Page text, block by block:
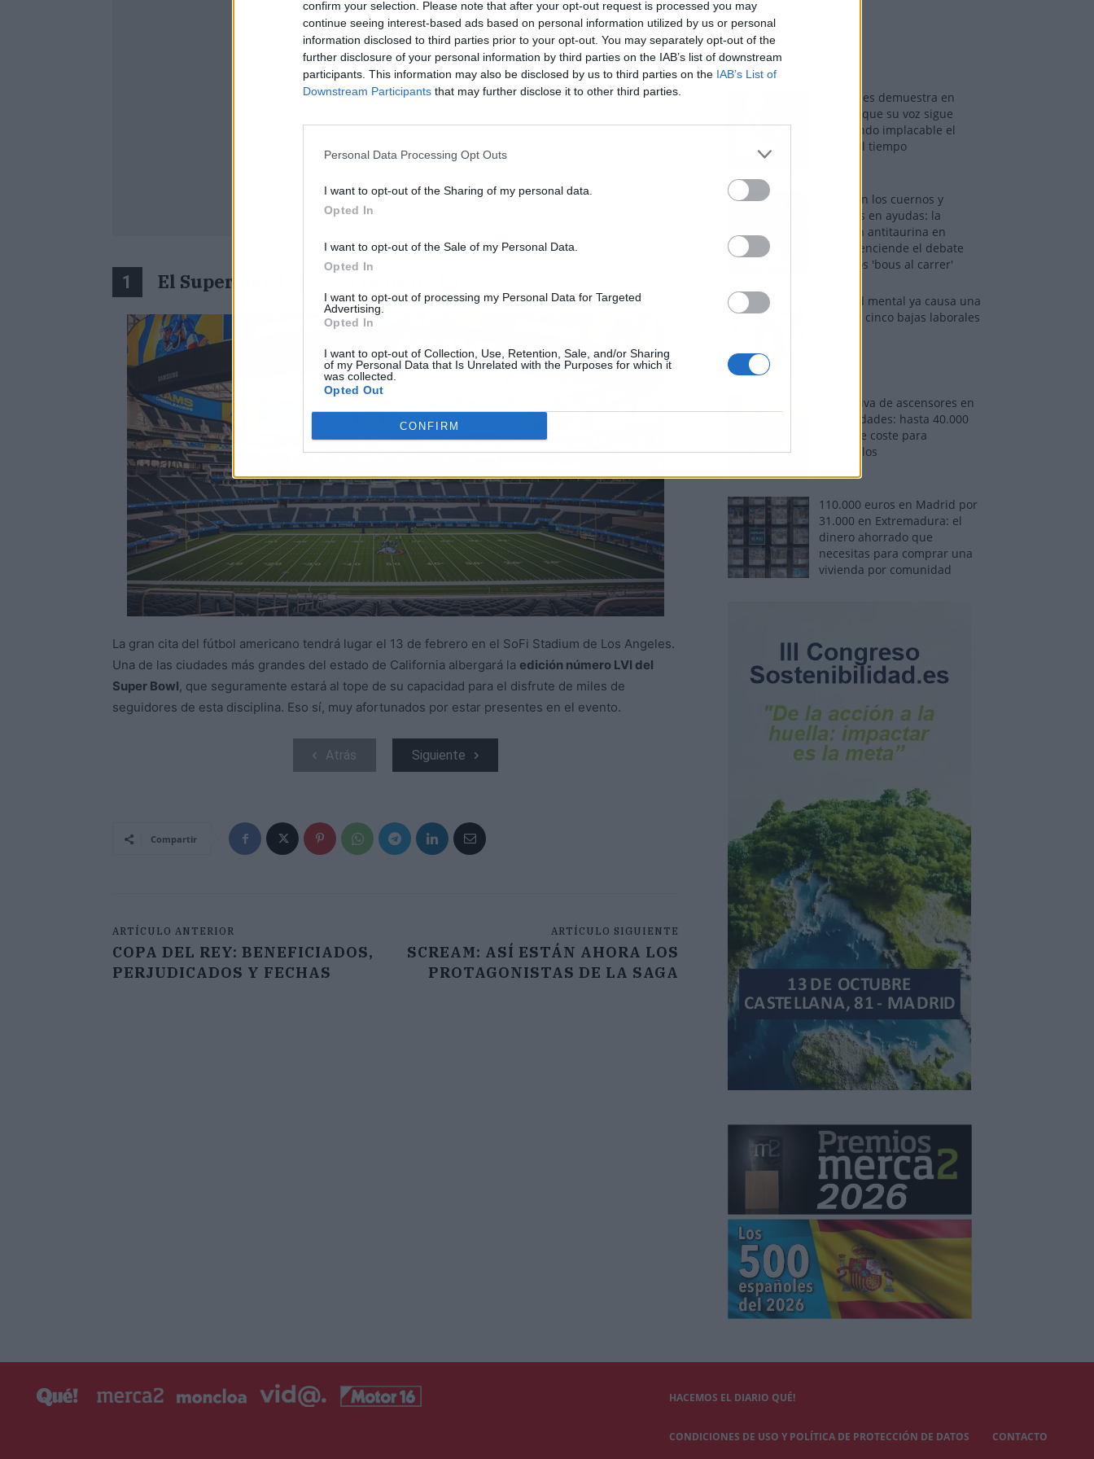
confirm your selection. Please note that after your opt-out request is processed you may
continue seeing interest-based ads based on personal information utilized by us or personal
information disclosed to third parties prior to your opt-out. You may separately opt-out of the
further disclosure of your personal information by third parties on the IAB’s list of downstream
participants. This information may also be disclosed by us to third parties on the IAB’s List of
Downstream Participants that may further disclose it to other third parties.
Personal Data Processing Opt Outs
I want to opt-out of the Sharing of my personal data.
Opted In
I want to opt-out of the Sale of my Personal Data.
Opted In
I want to opt-out of processing my Personal Data for Targeted
Advertising.
Opted In
I want to opt-out of Collection, Use, Retention, Sale, and/or Sharing
of my Personal Data that Is Unrelated with the Purposes for which it
was collected.
Opted Out
CONFIRM
1 El Super Bowl 2022 ya tiene fecha
La gran cita del fútbol americano tendrá lugar el 13 de febrero en el SoFi Stadium de Los Angeles.
Una de las ciudades más grandes del estado de California albergará la edición número LVI del
Super Bowl, que seguramente estará al tope de su capacidad para el disfrute de miles de
seguidores de esta disciplina. Eso sí, muy afortunados por estar presentes en el evento.
Atrás Siguiente
Compartir
ARTÍCULO ANTERIOR
COPA DEL REY: BENEFICIADOS,
PERJUDICADOS Y FECHAS
ARTÍCULO SIGUIENTE
SCREAM: ASÍ ESTÁN AHORA LOS
PROTAGONISTAS DE LA SAGA
Los más vistos
Tom Jones demuestra en
Madrid que su voz sigue
desafiando implacable el
paso del tiempo
Fuego en los cuernos y
millones en ayudas: la
rebelión antitaurina en
Alfafar enciende el debate
sobre los 'bous al carrer'
La salud mental ya causa una
de cada cinco bajas laborales
Normativa de ascensores en
comunidades: hasta 40.000
euros de coste para
adaptarlos
110.000 euros en Madrid por
31.000 en Extremadura: el
dinero ahorrado que
necesitas para comprar una
vivienda por comunidad
HACEMOS EL DIARIO QUÉ!
CONDICIONES DE USO Y POLÍTICA DE PROTECCIÓN DE DATOS CONTACTO